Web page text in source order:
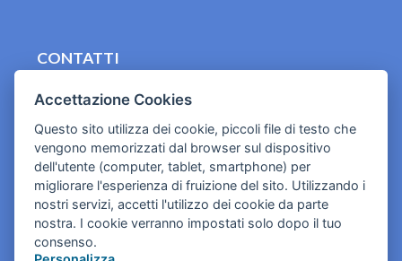
CONTATTI
Cookies e informativa privacy
Accettazione Cookies
Questo sito utilizza dei cookie, piccoli file di testo che
vengono memorizzati dal browser sul dispositivo
dell'utente (computer, tablet, smartphone) per
migliorare l'esperienza di fruizione del sito. Utilizzando i
nostri servizi, accetti l'utilizzo dei cookie da parte
nostra. I cookie verranno impostati solo dopo il tuo
consenso.